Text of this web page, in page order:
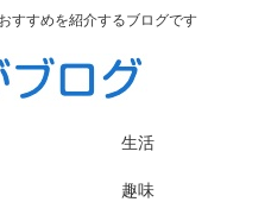
すすめを紹介するブログです
生活
趣味